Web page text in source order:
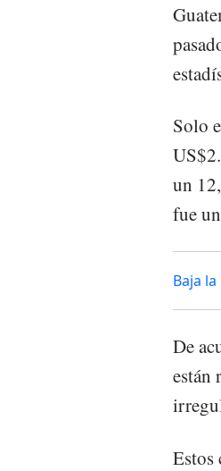
Solo
un
fue
Baja
De
están
Estos